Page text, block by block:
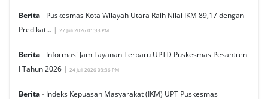
Berita- Puskesmas Kota Wilayah Utara Raih Nilai IKM 89,17 dengan
Predikat… | 27 Juli 2026 01:33 PM
Berita- Informasi Jam Layanan Terbaru UPTD Puskesmas Pesantren
I Tahun 2026 | 24 Juli 2026 03:36 PM
Berita- Indeks Kepuasan Masyarakat (IKM) UPT Puskesmas